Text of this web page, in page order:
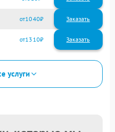
1040
1310
услуги